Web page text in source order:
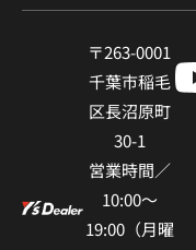
〒263-0001
千葉市稲⽑
区⻑沼原町
30-1
営業時間／
10:00〜
19:00（⽉曜